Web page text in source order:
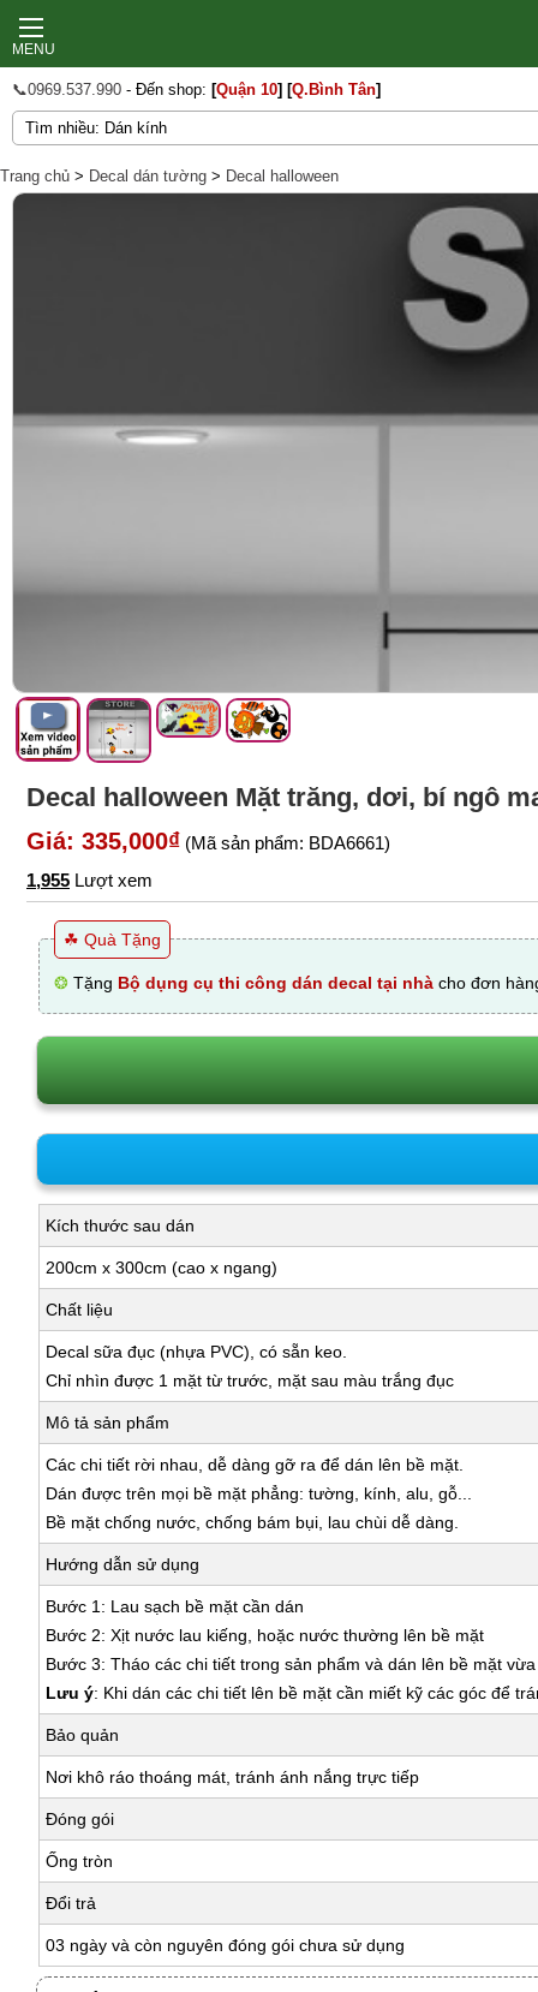
MENU
📞0969.537.990 - Đến shop: [Quận 10] [Q.Bình Tân]
Trang chủ > Decal dán tường > Decal halloween
Decal halloween Mặt trăng, dơi, bí ngô
Giá: 335,000₫ (Mã sản phẩm: BDA6661)
1,955 Lượt xem
☘ Quà Tặng
❂ Tặng Bộ dụng cụ thi công dán decal tại nhà cho đơn
Kích thước sau dán
200cm x 300cm (cao x ngang)
Chất liệu
Decal sữa đục (nhựa PVC), có sẵn keo.
Chỉ nhìn được 1 mặt từ trước, mặt sau màu trắng đục
Mô tả sản phẩm
Các chi tiết rời nhau, dễ dàng gỡ ra để dán lên bề mặt.
Dán được trên mọi bề mặt phẳng: tường, kính, alu, gỗ...
Bề mặt chống nước, chống bám bụi, lau chùi dễ dàng.
Hướng dẫn sử dụng
Bước 1: Lau sạch bề mặt cần dán
Bước 2: Xịt nước lau kiếng, hoặc nước thường lên bề mặt
Bước 3: Tháo các chi tiết trong sản phẩm và dán lên bề mặt
Lưu ý: Khi dán các chi tiết lên bề mặt cần miết kỹ các góc để
Bảo quản
Nơi khô ráo thoáng mát, tránh ánh nắng trực tiếp
Đóng gói
Ống tròn
Đổi trả
03 ngày và còn nguyên đóng gói chưa sử dụng